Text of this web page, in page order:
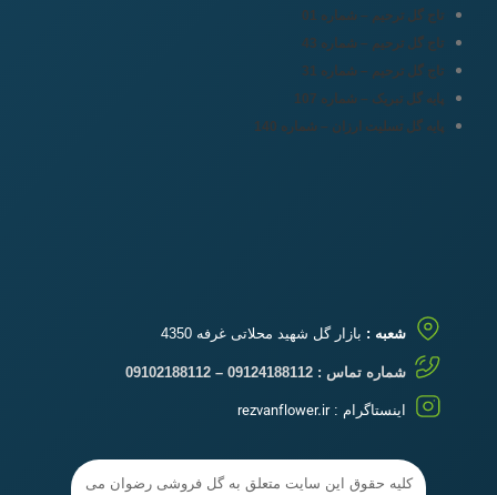
تاج گل ترحیم – شماره 01
تاج گل ترحیم – شماره 43
تاج گل ترحیم – شماره 31
پایه گل تبریک – شماره 107
پایه گل تسلیت ارزان – شماره 140
شعبه : بازار گل شهید محلاتی غرفه 4350
شماره تماس : 09124188112 – 09102188112
اینستاگرام :rezvanflower.ir
کلیه حقوق این سایت متعلق به گل فروشی رضوان می